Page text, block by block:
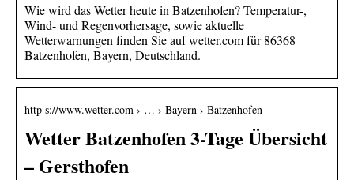
Wie wird das Wetter heute in Batzenhofen? Temperatur-,
Wind- und Regenvorhersage, sowie aktuelle
Wetterwarnungen finden Sie auf wetter.com für 86368
Batzenhofen, Bayern, Deutschland.
http s://www.wetter.com › … › Bayern › Batzenhofen
Wetter Batzenhofen 3-Tage Übersicht
– Gersthofen